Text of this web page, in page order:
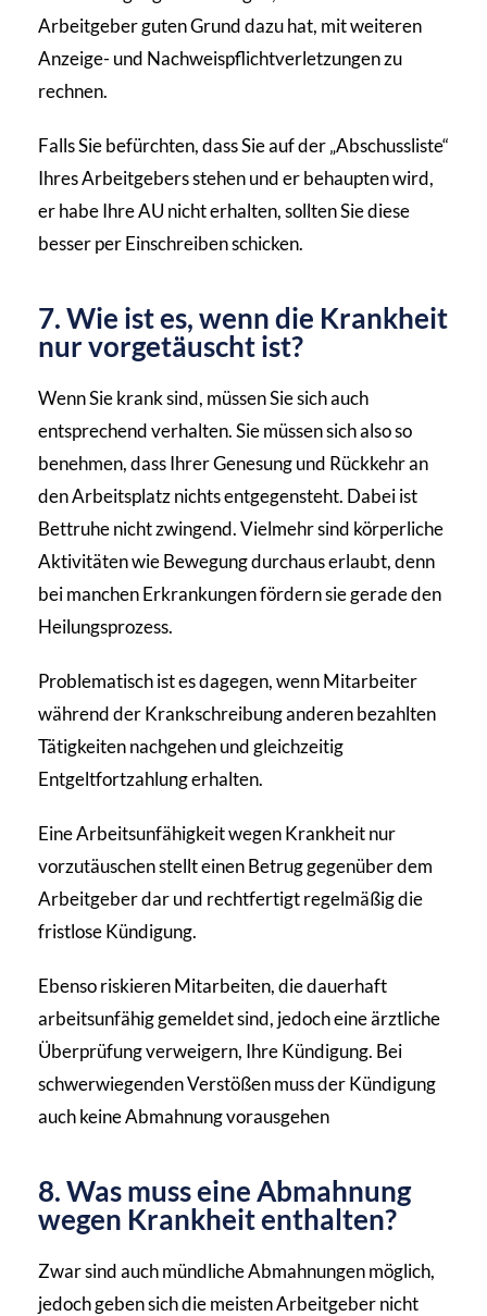
Arbeitgeber guten Grund dazu hat, mit weiteren
Anzeige- und Nachweispflichtverletzungen zu
rechnen.
Falls Sie befürchten, dass Sie auf der „Abschussliste“
Ihres Arbeitgebers stehen und er behaupten wird,
er habe Ihre AU nicht erhalten, sollten Sie diese
besser per Einschreiben schicken.
7. Wie ist es, wenn die Krankheit
nur vorgetäuscht ist?
Wenn Sie krank sind, müssen Sie sich auch
entsprechend verhalten. Sie müssen sich also so
benehmen, dass Ihrer Genesung und Rückkehr an
den Arbeitsplatz nichts entgegensteht. Dabei ist
Bettruhe nicht zwingend. Vielmehr sind körperliche
Aktivitäten wie Bewegung durchaus erlaubt, denn
bei manchen Erkrankungen fördern sie gerade den
Heilungsprozess.
Problematisch ist es dagegen, wenn Mitarbeiter
während der Krankschreibung anderen bezahlten
Tätigkeiten nachgehen und gleichzeitig
Entgeltfortzahlung erhalten.
Eine Arbeitsunfähigkeit wegen Krankheit nur
vorzutäuschen stellt einen Betrug gegenüber dem
Arbeitgeber dar und rechtfertigt regelmäßig die
fristlose Kündigung.
Ebenso riskieren Mitarbeiten, die dauerhaft
arbeitsunfähig gemeldet sind, jedoch eine ärztliche
Überprüfung verweigern, Ihre Kündigung. Bei
schwerwiegenden Verstößen muss der Kündigung
auch keine Abmahnung vorausgehen
8. Was muss eine Abmahnung
wegen Krankheit enthalten?
Zwar sind auch mündliche Abmahnungen möglich,
jedoch geben sich die meisten Arbeitgeber nicht